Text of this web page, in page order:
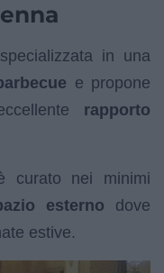
in una
e propone
rapporto
curato nei minimi
esterno dove
estive.